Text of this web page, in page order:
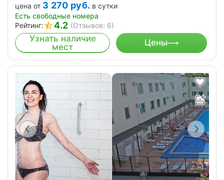
цена от 3 270 руб. в сутки
Есть свободные номера
Рейтинг:
4.2 (Отзывов: 6)
Узнать наличие
мест
Цены